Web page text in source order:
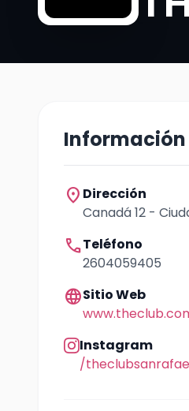
location_on Dirección
Canadá 12 -
callTeléfono
2604059405
languageSitio Web
Instagram
/